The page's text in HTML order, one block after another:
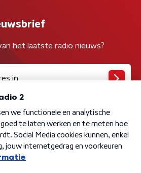
het laatste radio nieuws?
Privacybeleid